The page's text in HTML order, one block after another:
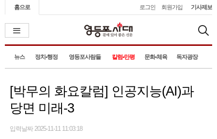
홈으로 로그인 회원가입 기사제보
뉴스 정치•행정 영등포사람들 칼럼•만평 문화•체육 독자광장
[박무의 화요칼럼] 인공지능(AI)과
당면 미래-3
입력날짜 2025-11-11 11:03:18